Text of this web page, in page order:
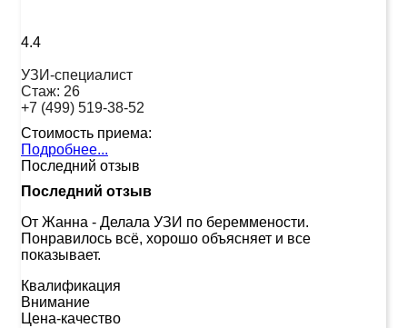
4.4
УЗИ-специалист
Стаж: 26
+7 (499) 519-38-52
Стоимость приема:
Подробнее...
Последний отзыв
Последний отзыв
От Жанна - Делала УЗИ по береммености.
Понравилось всё, хорошо объясняет и все
показывает.
Квалификация
Внимание
Цена-качество